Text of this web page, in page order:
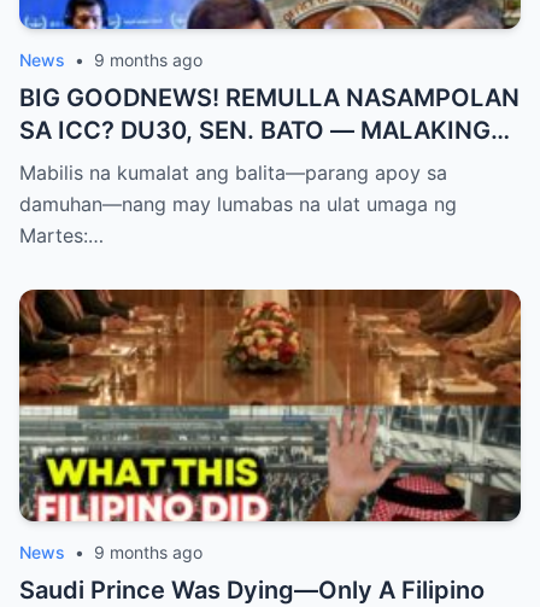
News • 9 months ago
BIG GOODNEWS! REMULLA NASAMPOLAN
SA ICC? DU30, SEN. BATO — MALAKING
PASABOG! “INTERIM RELEASE,” TOTOO
BA?
Mabilis na kumalat ang balita—parang apoy sa
damuhan—nang may lumabas na ulat umaga ng
Martes:…
News • 9 months ago
Saudi Prince Was Dying—Only A Filipino